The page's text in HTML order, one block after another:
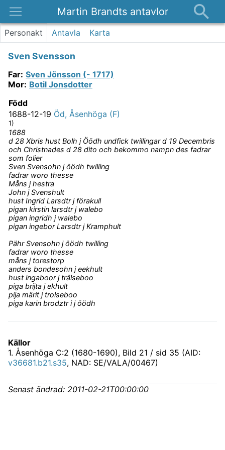
Martin Brandts antavlor
Platser
Kontakt
Personakt Antavla Karta
Sven Svensson
Far: Sven Jönsson (- 1717)
Mor: Botil Jonsdotter
Född
1688-12-19 Öd, Åsenhöga (F)
1)
1688
d 28 Xbris hust Bolh j Öödh undfick twillingar d 19 Decembris
och Christnades d 28 dito och bekommo nampn des fadrar
som folier
Sven Svensohn j öödh twilling
fadrar woro thesse
Måns j hestra
John j Svenshult
hust Ingrid Larsdtr j förakull
pigan kirstin larsdtr j walebo
pigan ingridh j walebo
pigan ingebor Larsdtr j Kramphult
Pähr Svensohn j öödh twilling
fadrar woro thesse
måns j torestorp
anders bondesohn j eekhult
hust ingaboor j trälseboo
piga brijta j ekhult
pija märit j trolseboo
piga karin brodztr i j öödh
Källor
1. Åsenhöga C:2 (1680-1690), Bild 21 / sid 35 (AID:
v36681.b21.s35, NAD: SE/VALA/00467)
Senast ändrad: 2011-02-21T00:00:00